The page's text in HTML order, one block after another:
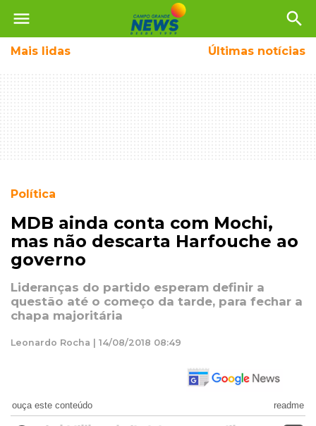
menu search
Mais lidas Últimas notícias
Política
MDB ainda conta com Mochi,
mas não descarta Harfouche ao
governo
Lideranças do partido esperam definir a
questão até o começo da tarde, para fechar a
chapa majoritária
Leonardo Rocha | 14/08/2018 08:49
ouça este conteúdo readme